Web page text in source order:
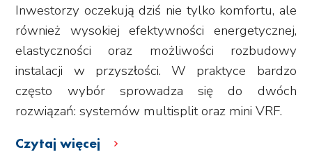
Inwestorzy oczekują dziś nie tylko komfortu, ale
również wysokiej efektywności energetycznej,
elastyczności oraz możliwości rozbudowy
instalacji w przyszłości. W praktyce bardzo
często wybór sprowadza się do dwóch
rozwiązań: systemów multisplit oraz mini VRF.
Czytaj więcej